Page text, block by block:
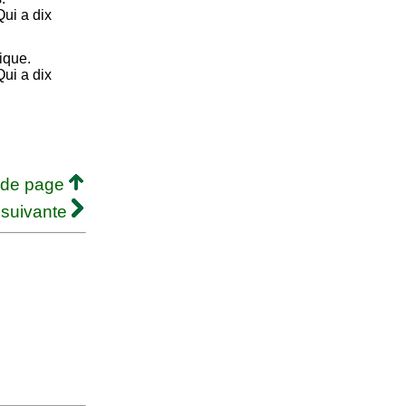
a dix
a dix
page